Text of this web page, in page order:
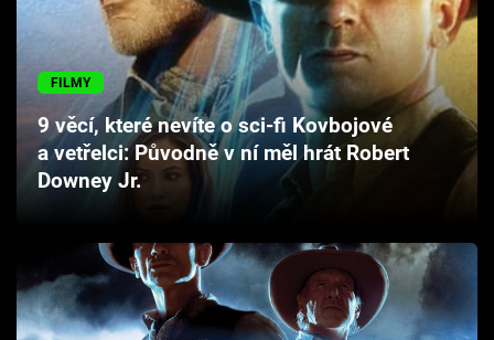
Hry
Cool Esport
Pořady
Sledujte prima+
Přihlášení
FILMY
9 věcí, které nevíte o sci-fi Kovbojové
a vetřelci: Původně v ní měl hrát Robert
Downey Jr.